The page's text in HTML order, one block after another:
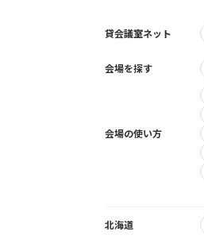
貸会議室ネット
会場を探す
会場の使い方
北海道